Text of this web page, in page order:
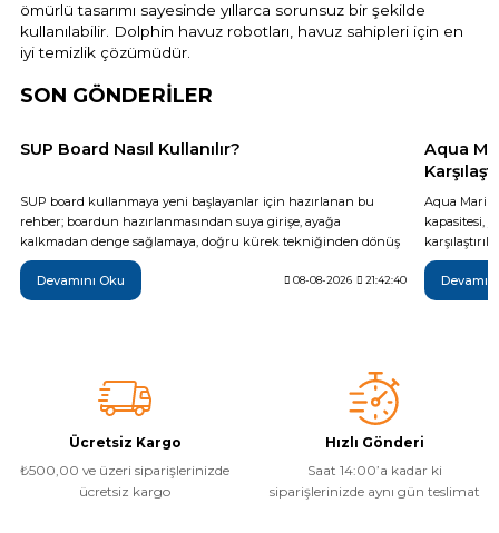
ömürlü tasarımı sayesinde yıllarca sorunsuz bir şekilde
kullanılabilir. Dolphin havuz robotları, havuz sahipleri için en
iyi temizlik çözümüdür.
SON GÖNDERİLER
SUP Board Nasıl Kullanılır?
SUP board kullanmaya yeni başlayanlar için hazırlanan bu
rehber; boardun hazırlanmasından suya girişe, ayağa
kalkmadan denge sağlamaya, doğru kürek tekniğinden dönüş
ve rota kontrolüne kadar temel kullanım adımlarını açıklar.
Güvenli bir ilk sürüş için gerekli ekipmanlar, rüzgâr ve su
koşulları, sık yapılan hatalar, düşme sonrası boarda çıkış ve
Devamını Oku 08-08-2026 21:42:40
Aqua
Aqua
kapasitesi,
olduğu
Monster,
farkları
Ücretsiz Kargo
₺500,00 ve üzeri siparişlerinizde
ücretsiz kargo
Hızlı Gönderi
Saat 14:00’a kadar ki
siparişlerinizde aynı gün teslimat